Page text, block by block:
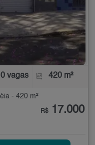
vagas 420 m²
- 420 m²
R$ 17.000